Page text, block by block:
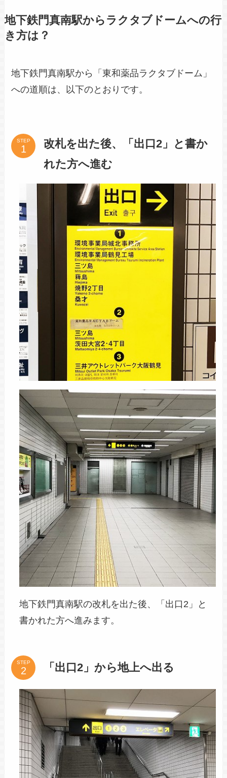
地下鉄門真南駅からラクタブドームへの行
き方は？
地下鉄門真南駅から「東和薬品ラクタブドーム」
への道順は、以下のとおりです。
STEP
改札を出た後、「出口2」と書か
れた方へ進む
地下鉄門真南駅の改札を出た後、「出口2」と
書かれた方へ進みます。
STEP 「出口2」から地上へ出る